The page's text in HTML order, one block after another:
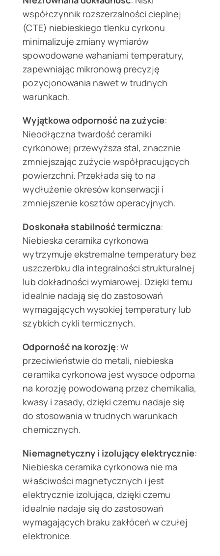
współczynnik rozszerzalności cieplnej
(CTE) niebieskiego tlenku cyrkonu
minimalizuje zmiany wymiarów
spowodowane wahaniami temperatury,
zapewniając mikronową precyzję
pozycjonowania nawet w trudnych
warunkach.
Wyjątkowa odporność na zużycie:
Nieodłączna twardość ceramiki
cyrkonowej przewyższa stal, znacznie
zmniejszając zużycie współpracujących
powierzchni. Przekłada się to na
wydłużenie okresów konserwacji i
zmniejszenie kosztów operacyjnych.
Doskonała stabilność termiczna:
Niebieska ceramika cyrkonowa
wytrzymuje ekstremalne temperatury bez
uszczerbku dla integralności strukturalnej
lub dokładności wymiarowej. Dzięki temu
idealnie nadają się do zastosowań
wymagających wysokiej temperatury lub
szybkich cykli termicznych.
Odporność na korozję: W
przeciwieństwie do metali, niebieska
ceramika cyrkonowa jest wysoce odporna
na korozję powodowaną przez chemikalia,
kwasy i zasady, dzięki czemu nadaje się
do stosowania w trudnych warunkach
chemicznych.
Niemagnetyczny i izolujący elektrycznie:
Niebieska ceramika cyrkonowa nie ma
właściwości magnetycznych i jest
elektrycznie izolująca, dzięki czemu
idealnie nadaje się do zastosowań
wymagających braku zakłóceń w czułej
elektronice.